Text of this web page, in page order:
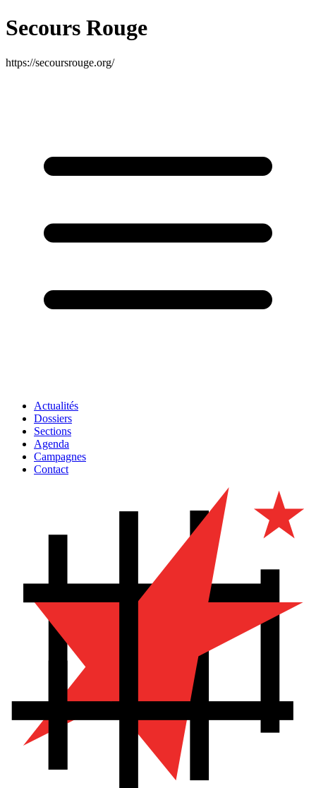
Secours Rouge
https://secoursrouge.org/
Actualités
Dossiers
Sections
Agenda
Campagnes
Contact